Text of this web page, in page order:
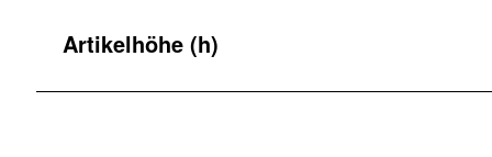
Artikelhöhe (h)